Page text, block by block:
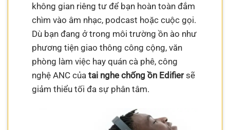
không gian riêng tư để bạn hoàn toàn đắm
chìm vào âm nhạc, podcast hoặc cuộc gọi.
Dù bạn đang ở trong môi trường ồn ào như
phương tiện giao thông công cộng, văn
phòng làm việc hay quán cà phê, công
nghệ ANC củatai nghe chống ồn Edifiersẽ
giảm thiểu tối đa sự phân tâm.